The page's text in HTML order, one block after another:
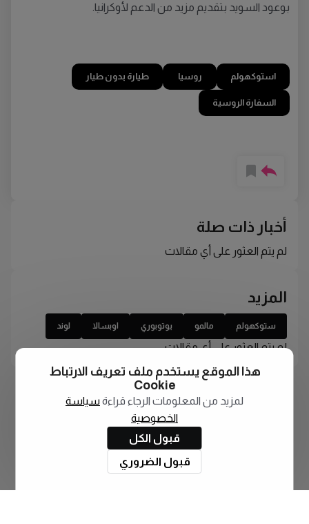
بوعود السويد بتقديم مزيد من الدعم لأوكرانيا.
استوكهولم روسيا طيارة بدون طيار
السفارة الروسية
أخبار ذات صلة
لم يتم العثور على أي مقالات
المزيد
ستوكهولم مالمو يوتوبوري اوبسالا لوند
لم يتم العثور على أي مقالات
هذا الموقع يستخدم ملف تعريف الارتباط
Cookie
لمزيد من المعلومات الرجاء قراءة سياسة
الخصوصية
قبول الكل
قبول الضروري